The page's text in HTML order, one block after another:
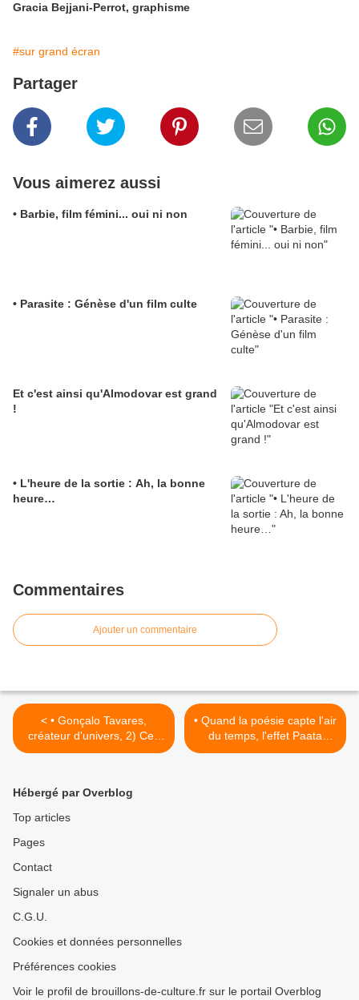
Gracia Bejjani-Perrot, graphisme
#sur grand écran
Partager
Vous aimerez aussi
• Barbie, film fémini... oui ni non
• Parasite : Génèse d'un film culte
Et c'est ainsi qu'Almodovar est grand
!
• L'heure de la sortie : Ah, la bonne
heure…
Commentaires
Ajouter un commentaire
< • Gonçalo Tavares,
créateur d'univers, 2) Ces
Messieurs du Quartier
• Quand la poésie capte l'air
du temps, l'effet Paata
Shamugia >
Hébergé par Overblog
Top articles
Pages
Contact
Signaler un abus
C.G.U.
Cookies et données personnelles
Préférences cookies
Voir le profil de brouillons-de-culture.fr sur le portail Overblog